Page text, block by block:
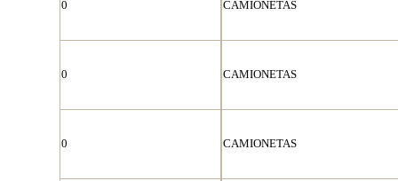
0 CAMIONETAS
0 CAMIONETAS
0 CAMIONETAS